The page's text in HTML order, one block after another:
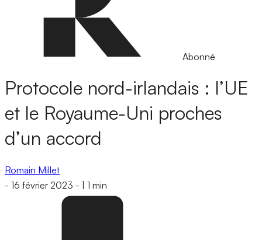
Abonné
Protocole nord-irlandais : l’UE
et le Royaume-Uni proches
d’un accord
Romain Millet
- 16 février 2023 - 1 min